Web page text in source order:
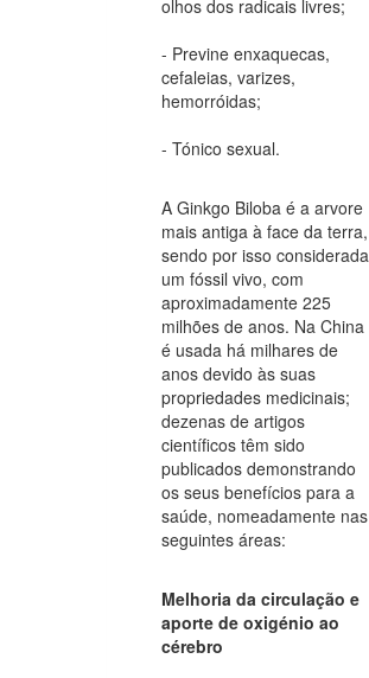
olhos dos radicais livres;
- Previne enxaquecas,
cefaleias, varizes,
hemorróidas;
- Tónico sexual.
A Ginkgo Biloba é a arvore
mais antiga à face da terra,
sendo por isso considerada
um fóssil vivo, com
aproximadamente 225
milhões de anos. Na China
é usada há milhares de
anos devido às suas
propriedades medicinais;
dezenas de artigos
científicos têm sido
publicados demonstrando
os seus benefícios para a
saúde, nomeadamente nas
seguintes áreas:
Melhoria da circulação e
aporte de oxigénio ao
cérebro